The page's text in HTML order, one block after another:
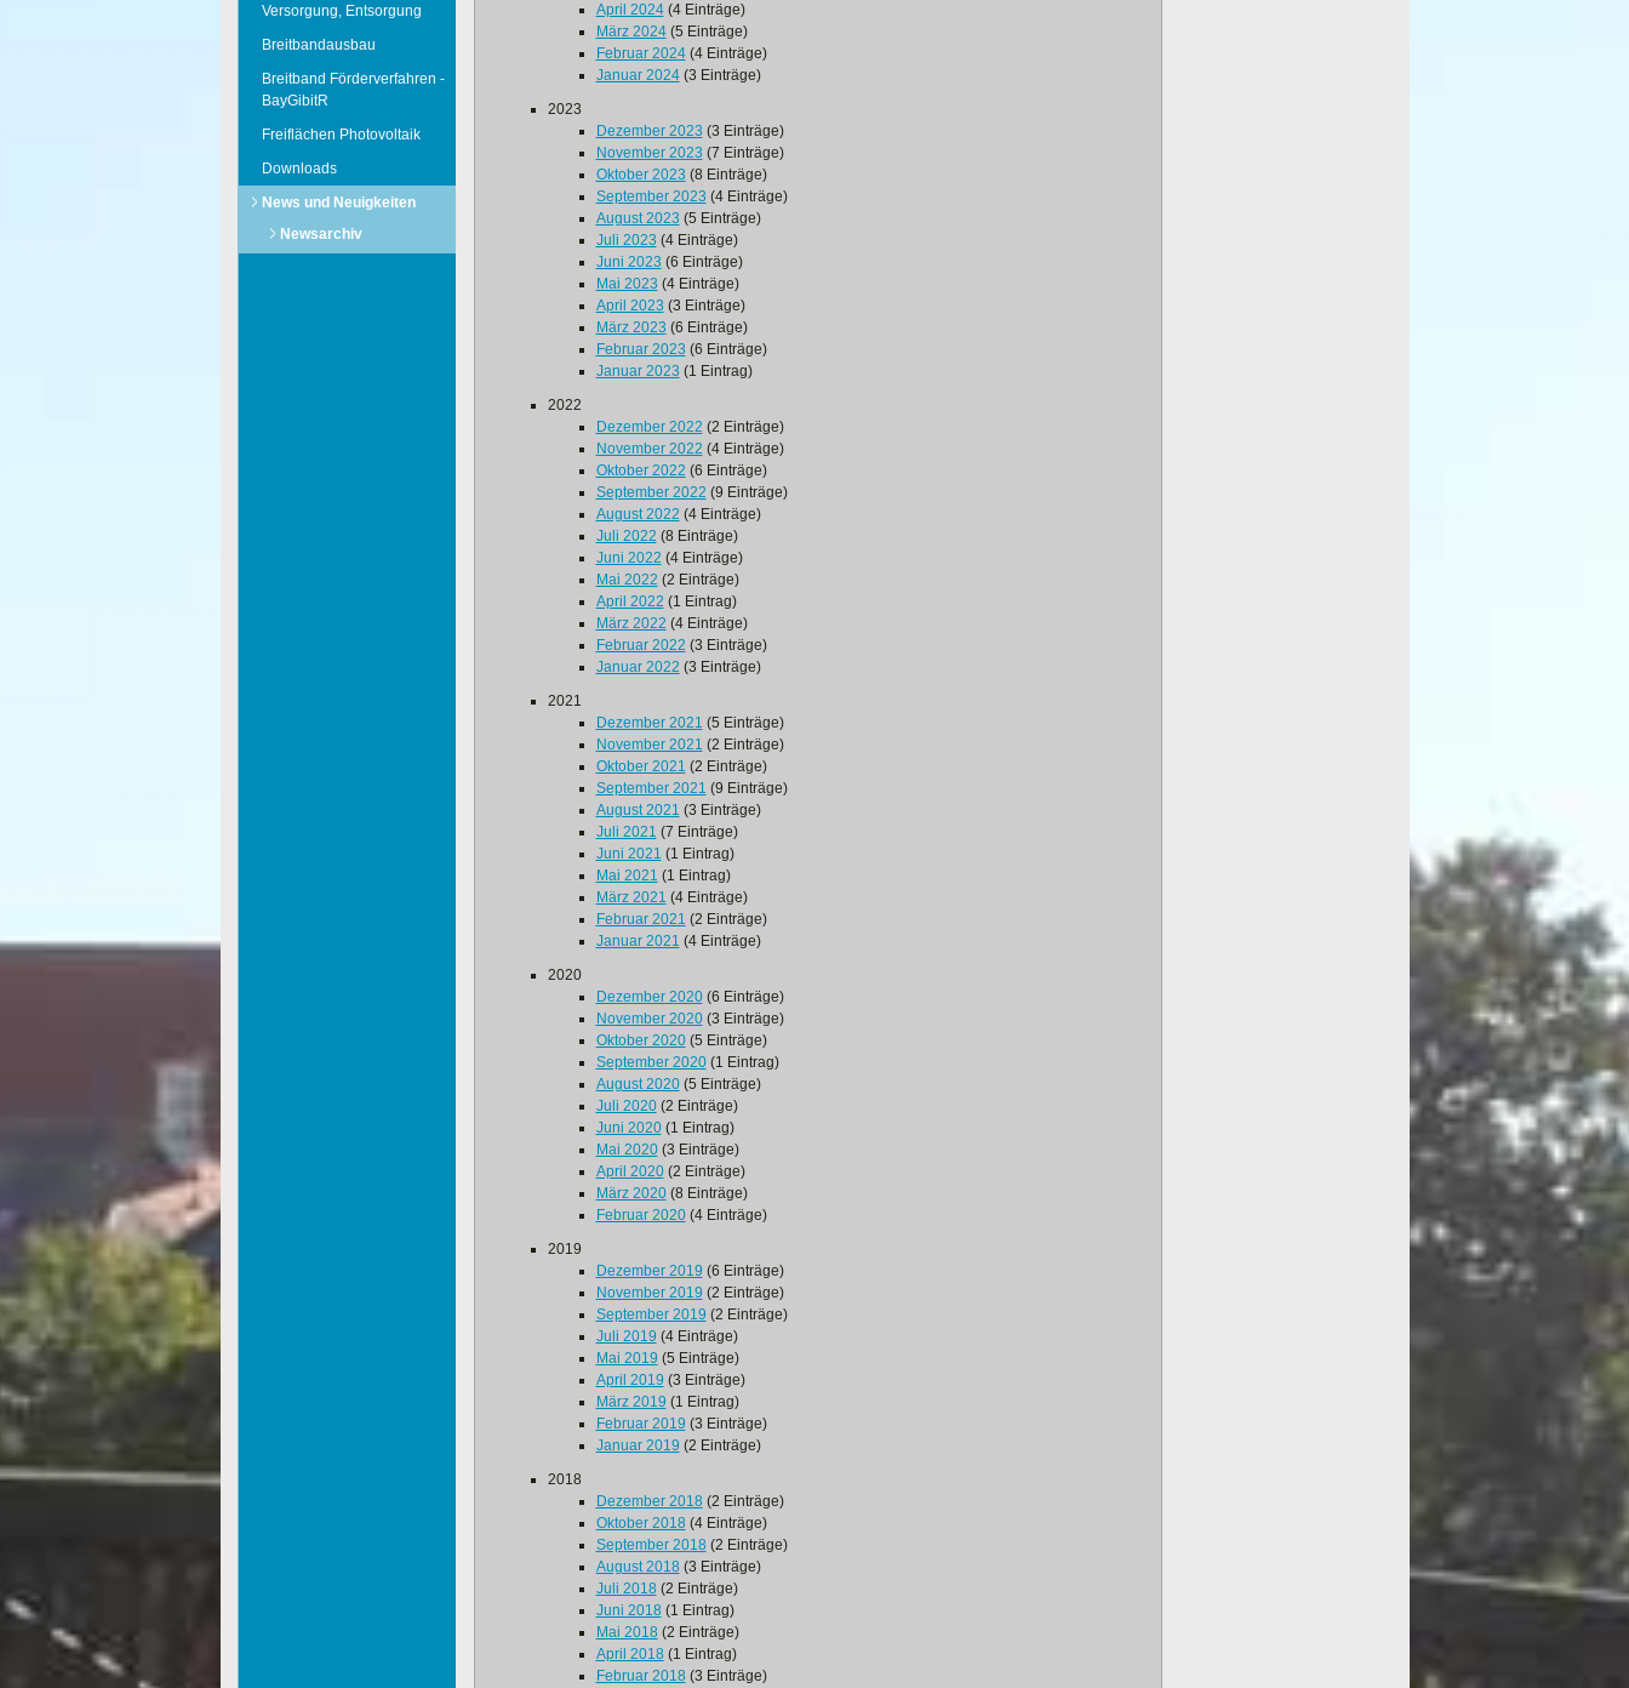
Versorgung, Entsorgung
Breitbandausbau
Breitband Förderverfahren -
BayGibitR
Freiflächen Photovoltaik
Downloads
News und Neuigkeiten
Newsarchiv
April 2024(4 Einträge)
März 2024(5 Einträge)
Februar 2024(4 Einträge)
Januar 2024(3 Einträge)
2023
Dezember 2023 (3 Einträge)
November 2023 (7 Einträge)
Oktober 2023 (8 Einträge)
September 2023 (4 Einträge)
August 2023 (5 Einträge)
Juli 2023 (4 Einträge)
Juni 2023 (6 Einträge)
Mai 2023 (4 Einträge)
April 2023 (3 Einträge)
März 2023 (6 Einträge)
Februar 2023 (6 Einträge)
Januar 2023 (1 Eintrag)
2022
Dezember 2022 (2 Einträge)
November 2022 (4 Einträge)
Oktober 2022 (6 Einträge)
September 2022 (9 Einträge)
August 2022 (4 Einträge)
Juli 2022 (8 Einträge)
Juni 2022 (4 Einträge)
Mai 2022 (2 Einträge)
April 2022 (1 Eintrag)
März 2022 (4 Einträge)
Februar 2022 (3 Einträge)
Januar 2022 (3 Einträge)
2021
Dezember 2021 (5 Einträge)
November 2021 (2 Einträge)
Oktober 2021 (2 Einträge)
September 2021 (9 Einträge)
August 2021 (3 Einträge)
Juli 2021 (7 Einträge)
Juni 2021 (1 Eintrag)
Mai 2021 (1 Eintrag)
März 2021 (4 Einträge)
Februar 2021 (2 Einträge)
Januar 2021 (4 Einträge)
2020
Dezember 2020(6 Einträge)
November 2020(3 Einträge)
Oktober 2020(5 Einträge)
September 2020(1 Eintrag)
August 2020(5 Einträge)
Juli 2020(2 Einträge)
Juni 2020(1 Eintrag)
Mai 2020(3 Einträge)
April 2020(2 Einträge)
März 2020(8 Einträge)
Februar 2020(4 Einträge)
2019
Dezember 2019 (6 Einträge)
November 2019 (2 Einträge)
September 2019 (2 Einträge)
Juli 2019 (4 Einträge)
Mai 2019 (5 Einträge)
April 2019 (3 Einträge)
März 2019 (1 Eintrag)
Februar 2019 (3 Einträge)
Januar 2019 (2 Einträge)
2018
Dezember 2018(2 Einträge)
Oktober 2018(4 Einträge)
September 2018(2 Einträge)
August 2018(3 Einträge)
Juli 2018(2 Einträge)
Juni 2018(1 Eintrag)
Mai 2018(2 Einträge)
April 2018(1 Eintrag)
Februar 2018(3 Einträge)